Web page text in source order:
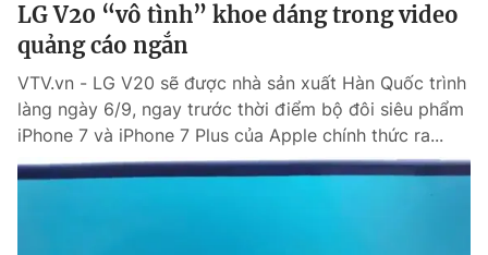
VTV9
Liên hệ tòa soạn English
LG V20 “vô tình” khoe dáng trong video
quảng cáo ngắn
VTV.vn - LG V20 sẽ được nhà sản xuất Hàn Quốc trình
làng ngày 6/9, ngay trước thời điểm bộ đôi siêu phẩm
iPhone 7 và iPhone 7 Plus của Apple chính thức ra...